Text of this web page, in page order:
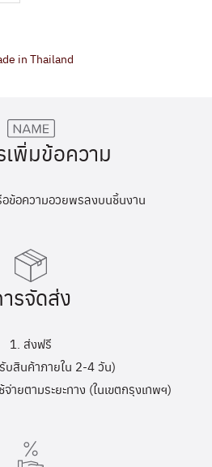
in Thailand
เพิ่มข้อความ
ข้อความอวยพรลงบนชิ้นงาน
รจัดส่ง
1. ส่งฟรี
บสินค้าภายใน 2-4 วัน)
ยตามระยะทาง (ในเขตกรุงเทพฯ)